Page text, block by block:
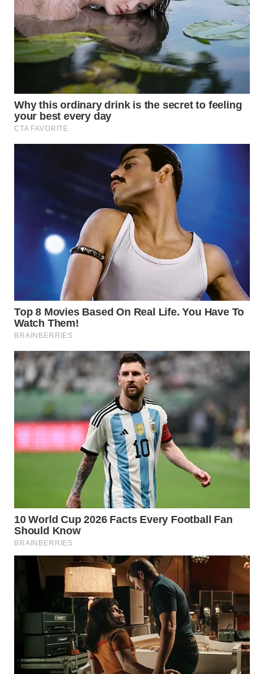
TAPANULI
UTARA
WN
WN
PADANG
LAWAS
CIANJUR
WN
KEPULAUAN
SERIBU
WN
TANGERANG
BINJAI
WN
CIREBON
WN
INDRAMAYU
WN
MAJALENGKA
WN
SUBANG
SUKABUMI
WN
PURWAKARTA